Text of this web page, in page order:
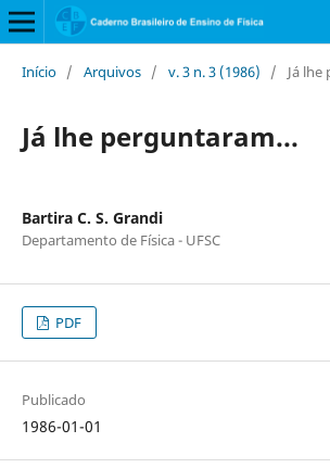
Início / Arquivos / v. 3 n. 3 (1986) / Já
Já lhe perguntaram...
Bartira C. S. Grandi
Departamento de Física - UFSC
PDF
Publicado
1986-01-01